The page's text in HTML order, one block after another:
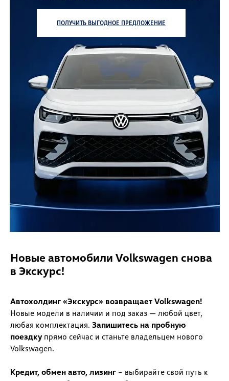
ПОЛУЧИТЬ ВЫГОДНОЕ ПРЕДЛОЖЕНИЕ
ПОДОБРАТЬ ИДЕАЛЬНЫЙ АВТОМОБИЛЬ
ПОЛУЧИТЬ КОНСУЛЬТАЦИЮ
работы от 6 лет
занимает 1 день
Новые автомобили Volkswagen снова
в Экскурс!
Автохолдинг «Экскурс» возвращает Volkswagen!
Новые модели в наличии и под заказ — любой цвет,
любая комплектация. Запишитесь на пробную
поездкупрямо сейчас и станьте владельцем нового
Volkswagen.
Кредит, обмен авто, лизинг – выбирайте свой путь к